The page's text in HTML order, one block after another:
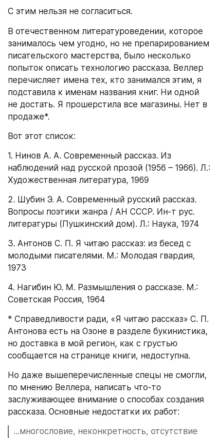
С этим нельзя не согласиться.
В отечественном литературоведении, которое
занималось чем угодно, но не препарированием
писательского мастерства, было несколько
попыток описать технологию рассказа. Веллер
перечисляет имена тех, кто занимался этим, я
подставила к именам названия книг. Ни одной
не достать. Я прошерстила все магазины. Нет в
продаже*.
Вот этот список:
1. Нинов А. А. Современный рассказ. Из
наблюдений над русской прозой (1956 – 1966). Л.:
Художественная литература, 1969
2. Шубин Э. А. Современный русский рассказ.
Вопросы поэтики жанра / АН СССР. Ин-т рус.
литературы (Пушкинский дом). Л.: Наука, 1974
3. Антонов С. П. Я читаю рассказ: из бесед с
молодыми писателями. М.: Молодая гвардия,
1973
4. Нагибин Ю. М. Размышления о рассказе. М.:
Советская Россия, 1964
* Справедливости ради, «Я читаю рассказ» С. П.
Антонова есть на Озоне в разделе букинистика,
но доставка в мой регион, как с грустью
сообщается на странице книги, недоступна.
Но даже вышеперечисленные спецы не смогли,
по мнению Веллера, написать что-то
заслуживающее внимание о способах создания
рассказа. Основные недостатки их работ:
...многословие, неконкретность, отсутствие